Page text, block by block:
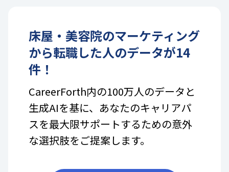
床屋・美容院のマーケティング
から転職した人のデータが14
件！
CareerForth内の100万人のデータと
生成AIを基に、あなたのキャリアパ
スを最大限サポートするための意外
な選択肢をご提案します。